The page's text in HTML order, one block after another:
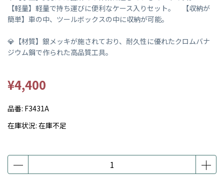
【軽量】軽量で持ち運びに便利なケース入りセット。 【収納が
簡単】車の中、ツールボックスの中に収納が可能。
💎【材質】銀メッキが施されており、耐久性に優れたクロムバナ
ジウム鋼で作られた高品質工具。
¥4,400
品番: F3431A
在庫状況: 在庫不足